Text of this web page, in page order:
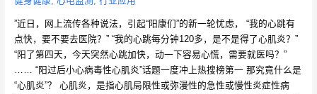
”近日，网上流传各种说法，引起“阳康们”的新一轮忧虑， “我的心跳有
点快，要不要去医院？” “我的心跳每分钟120多，是不是得了心肌炎？”
“阳了第四天，今天突然心跳加快，动一下容易心慌，需要就医吗？”
…… “阳过后小心病毒性心肌炎”话题一度冲上热搜榜第一 那究竟什么是
“心肌炎”？ 心肌炎，是指心肌局限性或弥漫性的急性或慢性炎症性病